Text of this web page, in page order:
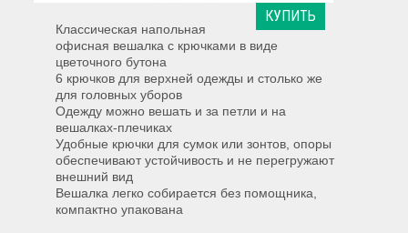
КУПИТЬ
Классическая напольная
офисная вешалка с крючками в виде
цветочного бутона
6 крючков для верхней одежды и столько же
для головных уборов
Одежду можно вешать и за петли и на
вешалках-плечиках
Удобные крючки для сумок или зонтов, опоры
обеспечивают устойчивость и не перегружают
внешний вид
Вешалка легко собирается без помощника,
компактно упакована